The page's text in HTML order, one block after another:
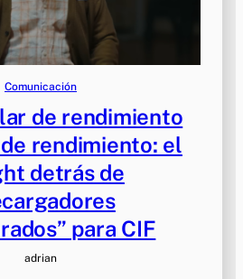
Comunicación
de rendimiento
rendimiento: el
detrás de
para CIF
adrian